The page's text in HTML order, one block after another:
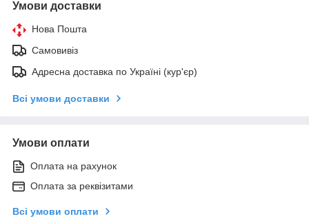
Умови доставки
Нова Пошта
Самовивіз
Адресна доставка по Україні (кур'єр)
Всі умови доставки
Умови оплати
Оплата на рахунок
Оплата за реквізитами
Всі умови оплати